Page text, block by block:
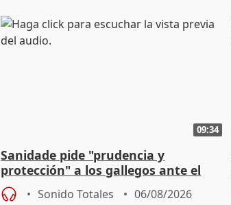
09:34
Sanidade pide "prudencia y
protección" a los gallegos ante el
eclipse del 12 de agosto
Sonido Totales 06/08/2026